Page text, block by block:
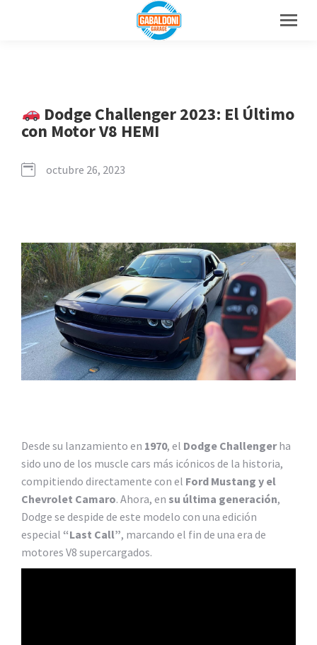
Dodge Challenger 2023: El Último
con Motor V8 HEMI
octubre 26, 2023
Desde su lanzamiento en 1970, el Dodge Challengerha
sido uno de los muscle cars más icónicos de la historia,
compitiendo directamente con el Ford Mustang y el
Chevrolet Camaro. Ahora, en su última generación,
Dodge se despide de este modelo con una edición
especial “Last Call”, marcando el fin de una era de
motores V8 supercargados.